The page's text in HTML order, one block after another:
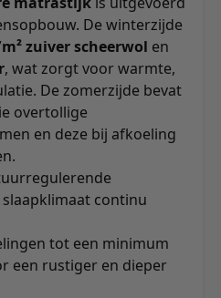
De winterzijde
zuiver scheerwol en
, wat zorgt voor warmte,
De zomerzijde bevat
overtollige
en deze bij afkoeling
continu
tot een minimum
een rustiger en dieper